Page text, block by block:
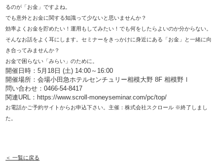
るのが「お金」ですよね。
でも意外とお金に関する知識って少ないと思いませんか？
効率よくお金を貯めたい！運用もしてみたい！でも何をしたらよいのか分からない。
そんなお話をよく耳にします。セミナーをきっかけに身近にある「お金」と一緒に向
き合ってみませんか？
お金で困らない「みらい」のために。
開催日時：5月18日 (土) 14:00～16:00
開催場所：会場小田急ホテルセンチュリー相模大野 8F 相模野Ⅰ
問い合わせ：0466-54-8417
関連URL： https://www.scroll-moneyseminar.com/pc/top/
お電話かご予約サイトからお申込下さい。主催：株式会社スクロール ※終了しまし
た。
＜ 一覧に戻る